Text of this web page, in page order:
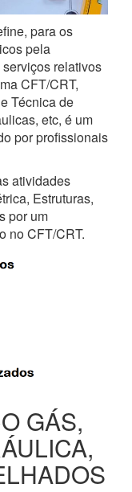
para os
pela
relativos
CFT/CRT,
Técnica de
etc, é um
por profissionais
atividades
Estruturas,
por um
no CFT/CRT.
GÁS,